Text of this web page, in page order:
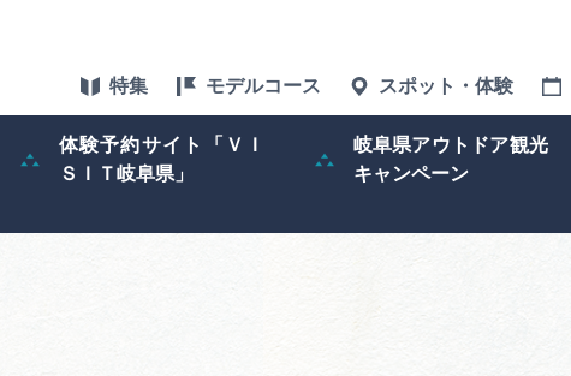
特集 モデルコース スポット・体験
体験予約サイト「ＶＩ
ＳＩＴ岐阜県」
岐阜県アウトドア観光
キャンペーン